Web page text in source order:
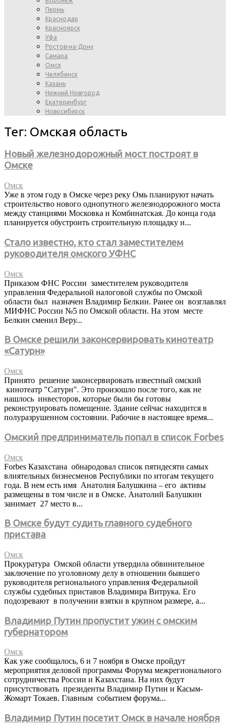
Пермь
Краснодар
Красноярск
Уфа
Ростов-на-Дону
Самара
Омск
Челябинск
Казань
Нижний Новгород
Екатеринбург
Новосибирск
Тег: Омская область
Новый железнодорожный мост построят в
Омске
Омск
Уже в этом году в Омске через реку Омь планируют начать
строительство нового однопутного железнодорожного моста
между станциями Московка и Комбинатская. До конца года
планируется обустроить строительную площадку и...
Стало известно, кто стал заместителем
руководителя омского УФНС
Омск
Приказом ФНС России заместителем руководителя
управления Федеральной налоговой службы по Омской
области был назначен Владимир Белкин. Ранее он возглавлял
МИФНС России №5 по Омской области. На этом месте
Белкин сменил Веру...
В Омске решили законсервировать кинотеатр
«Сатурн»
Омск
Принято решение законсервировать известный омский
кинотеатр "Сатурн". Это произошло после того, как не
нашлось инвесторов, которые были бы готовы
реконструировать помещение. Здание сейчас находится в
полуразрушенном состоянии. Рабочие в настоящее время...
Омский предприниматель попал в список Forbes
Омск
Forbes Казахстана обнародовал список пятидесяти самых
влиятельных бизнесменов Республики по итогам текущего
года. В нем есть имя Анатолия Балушкина – его активы
размещены в том числе и в Омске. Анатолий Балушкин
занимает 27 место в...
В Омске будут судить главного судебного
пристава
Омск
Прокуратура Омской области утвердила обвинительное
заключение по уголовному делу в отношении бывшего
руководителя регионального управления Федеральной
службы судебных приставов Владимира Витрука. Его
подозревают в получении взятки в крупном размере, а...
Владимир Путин пропустит ужин с омским
губернатором
Омск
Как уже сообщалось, 6 и 7 ноября в Омске пройдут
мероприятия деловой программы Форума межрегионального
сотрудничества России и Казахстана. На них будут
присутствовать президенты Владимир Путин и Касым-
Жомарт Токаев. Главным событием форума...
Владимир Путин посетит Омск в начале ноября